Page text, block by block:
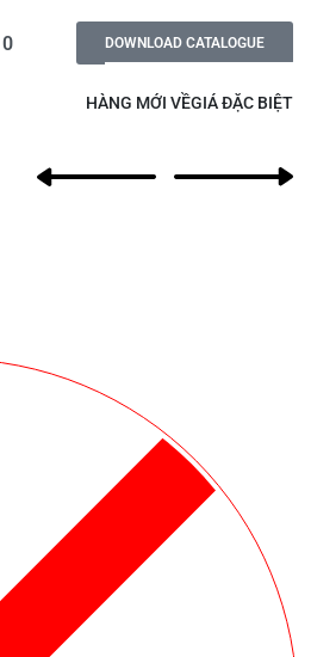
0 DOWNLOAD CATALOGUE
HÀNG MỚI VỀGIÁ ĐẶC BIỆT